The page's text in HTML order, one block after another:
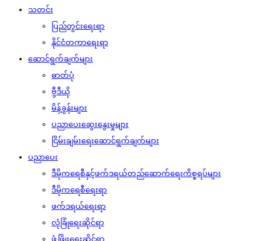
သတင်း
ပြည်တွင်းရေးရာ
နိုင်ငံတကာရေးရာ
ဆောင်ရွက်ချက်များ
ဓာတ်ပုံ
ဗွီဒီယို
မိန့်ခွန်းများ
ပညာပေးဆွေးနွေးမှုများ
ငြိမ်းချမ်းရေးဆောင်ရွက်ချက်များ
ပညာပေး
ဒီမိုကရေစီနှင့်ဖက်ဒရယ်တည်ဆောက်‌ရေးကိစ္စရပ်များ
ဒီမိုကရေစီရေးရာ
ဖက်ဒရယ်ရေးရာ
လုံခြုံရေးဆိုင်ရာ
ဖွံ့ဖြိုးရေးဆိုင်ရာ